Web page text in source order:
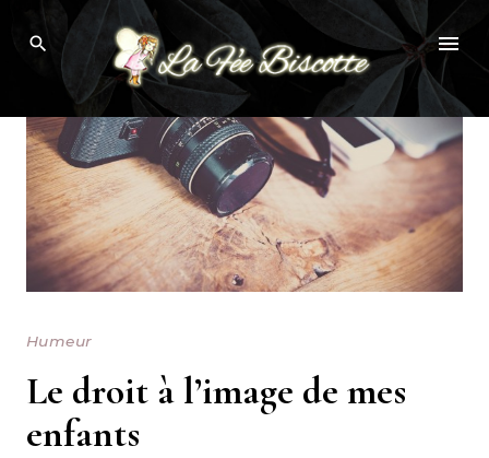
content
Humeur
Le droit à l’image de mes
enfants